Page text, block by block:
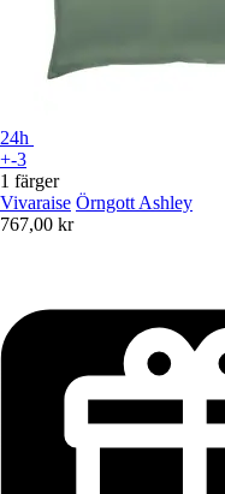
24h
+-3
1 färger
Vivaraise Örngott Ashley
767,00 kr